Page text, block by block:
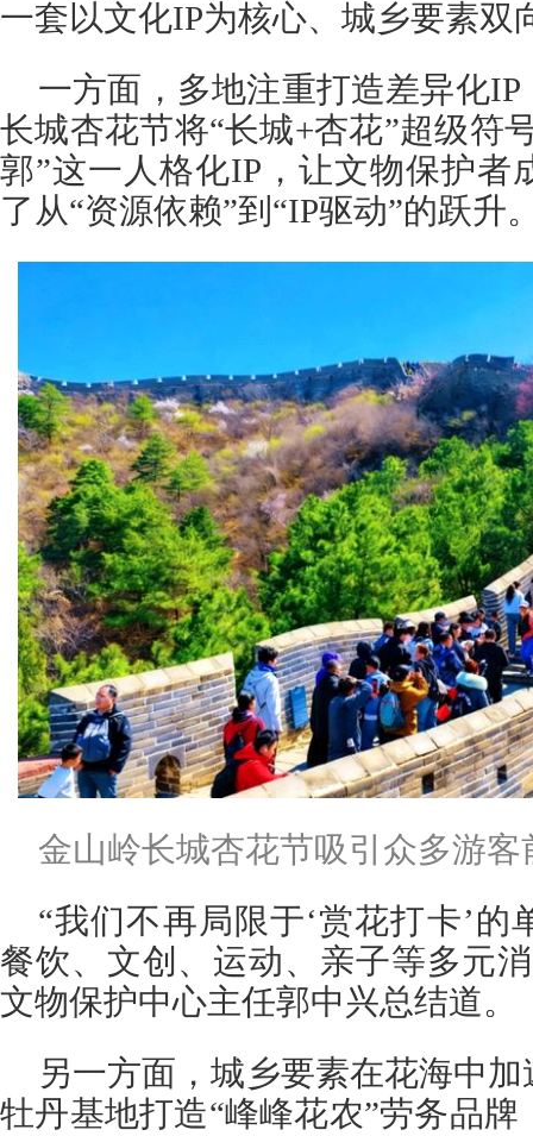
一套以文化IP为核心、城乡要素双
一方面，多地注重打造差异化
长城杏花节将“长城+杏花”超级符
郭”这一人格化IP，让文物保护者
了从“资源依赖”到“IP驱动”的跃升
金山岭长城杏花节吸引众多游
“我们不再局限于‘赏花打卡’
餐饮、文创、运动、亲子等多元
文物保护中心主任郭中兴总结道。
另一方面，城乡要素在花海中
牡丹基地打造“峰峰花农”劳务品